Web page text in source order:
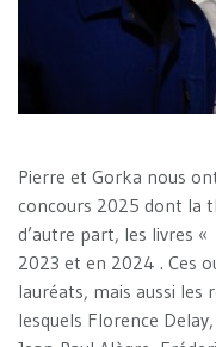
Pierre et Gorka nous
concours 2025 dont la
d’autre part, les livres
2023 et en 2024 . Ces
lauréats, mais aussi les
lesquels Florence